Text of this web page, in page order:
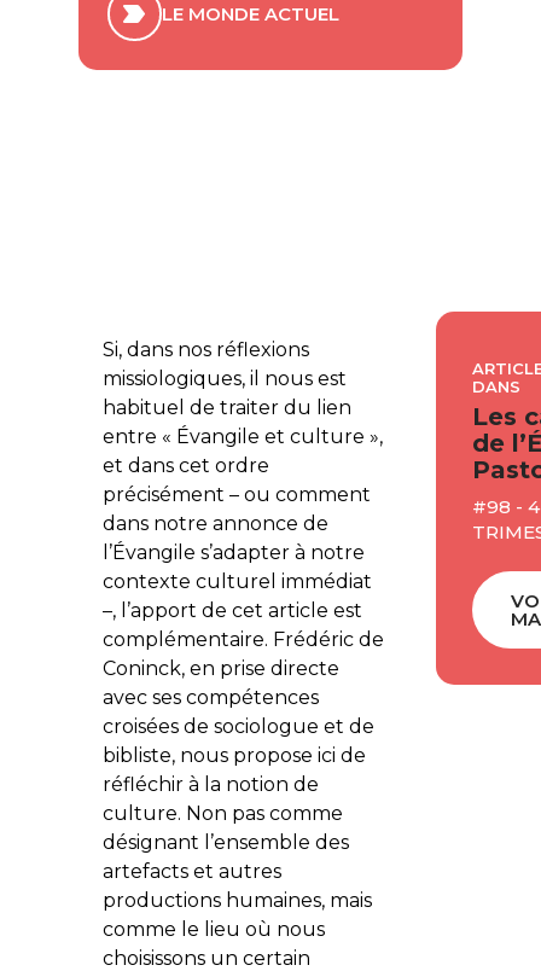
LE MONDE ACTUEL
Si, dans nos réflexions
missiologiques, il nous est
habituel de traiter du lien
entre « Évangile et culture »,
et dans cet ordre
précisément – ou comment
dans notre annonce de
l’Évangile s’adapter à notre
contexte culturel immédiat
–, l’apport de cet article est
complémentaire. Frédéric de
Coninck, en prise directe
avec ses compétences
croisées de sociologue et de
bibliste, nous propose ici de
réfléchir à la notion de
culture. Non pas comme
désignant l’ensemble des
artefacts et autres
productions humaines, mais
comme le lieu où nous
choisissons un certain
DANS
Les
de
#98 -